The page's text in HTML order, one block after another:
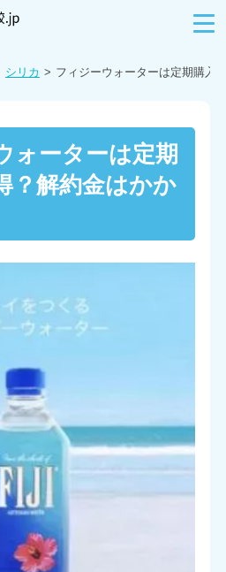
シリカ フィジーウォーターは定期購入
ォーターは定期
？解約金はかか